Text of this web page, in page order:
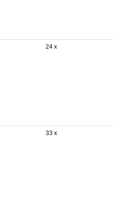
24 x
33 x